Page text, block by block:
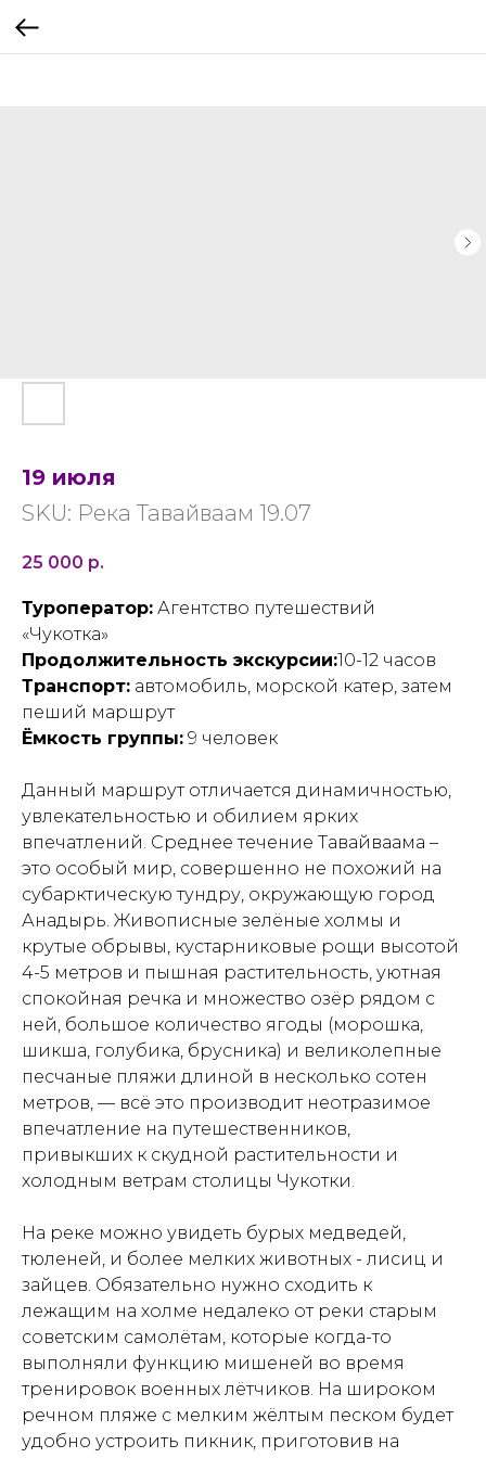
19 июля
SKU: Река Тавайваам 19.07
25 000 р.
Туроператор: Агентство путешествий
«Чукотка»
Продолжительность экскурсии:10-12 часов
Транспорт: автомобиль, морской катер, затем
пеший маршрут
Ёмкость группы: 9 человек
Данный маршрут отличается динамичностью,
увлекательностью и обилием ярких
впечатлений. Среднее течение Тавайваама –
это особый мир, совершенно не похожий на
субарктическую тундру, окружающую город
Анадырь. Живописные зелёные холмы и
крутые обрывы, кустарниковые рощи высотой
4-5 метров и пышная растительность, уютная
спокойная речка и множество озёр рядом с
ней, большое количество ягоды (морошка,
шикша, голубика, брусника) и великолепные
песчаные пляжи длиной в несколько сотен
метров, — всё это производит неотразимое
впечатление на путешественников,
привыкших к скудной растительности и
холодным ветрам столицы Чукотки.
На реке можно увидеть бурых медведей,
тюленей, и более мелких животных - лисиц и
зайцев. Обязательно нужно сходить к
лежащим на холме недалеко от реки старым
советским самолётам, которые когда-то
выполняли функцию мишеней во время
тренировок военных лётчиков. На широком
речном пляже с мелким жёлтым песком будет
удобно устроить пикник, приготовив на